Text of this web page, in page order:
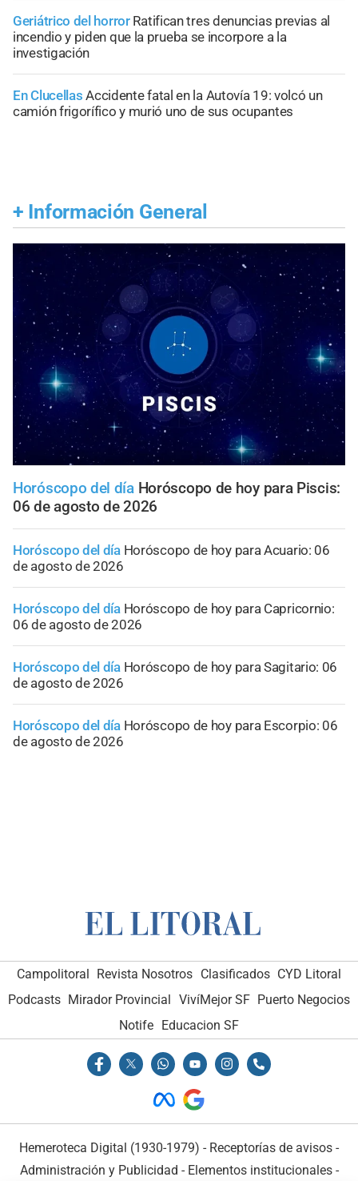
Geriátrico del horror Ratifican tres denuncias previas al
incendio y piden que la prueba se incorpore a la
investigación
En Clucellas Accidente fatal en la Autovía 19: volcó un
camión frigorífico y murió uno de sus ocupantes
+ Información General
Horóscopo del día Horóscopo de hoy para Piscis:
06 de agosto de 2026
Horóscopo del día Horóscopo de hoy para Acuario: 06
de agosto de 2026
Horóscopo del día Horóscopo de hoy para Capricornio:
06 de agosto de 2026
Horóscopo del día Horóscopo de hoy para Sagitario: 06
de agosto de 2026
Horóscopo del día Horóscopo de hoy para Escorpio: 06
de agosto de 2026
Campolitoral Revista Nosotros Clasificados CYD Litoral
Podcasts Mirador Provincial VivíMejor SF Puerto Negocios
Notife Educacion SF
Hemeroteca Digital (1930-1979) - Receptorías de avisos -
Administración y Publicidad - Elementos institucionales-